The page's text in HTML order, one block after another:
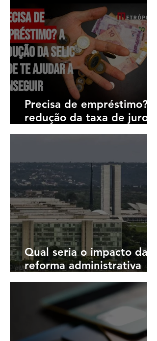
Precisa de empréstimo? A
redução da taxa de juros,
a Selic, pode te ajudar a
Qual seria o impacto da
reforma administrativa
nos cofres públicos